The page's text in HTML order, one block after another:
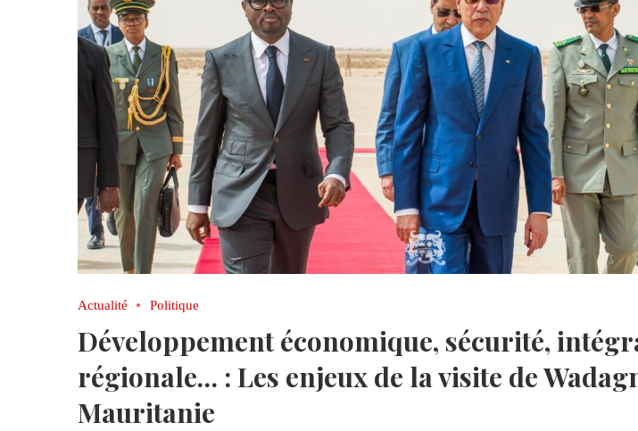
Actualité Politique
Développement économique, sécurité,
régionale… : Les enjeux de la visite de
Mauritanie